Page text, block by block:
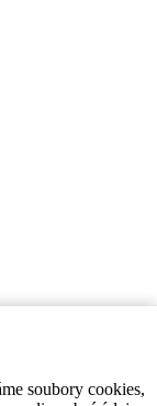
soubory cookies,